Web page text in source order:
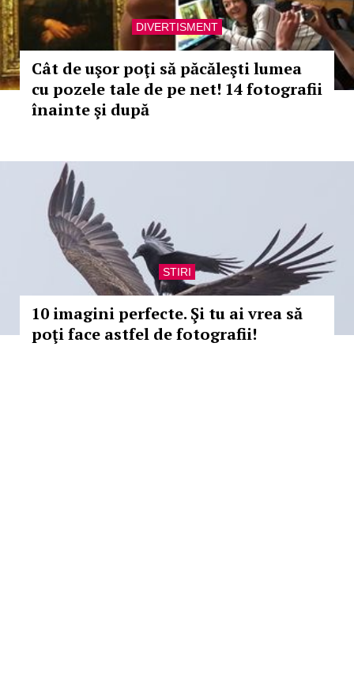
DIVERTISMENT
Cât de uşor poţi să păcăleşti lumea
cu pozele tale de pe net! 14 fotografii
înainte şi după
STIRI
10 imagini perfecte. Şi tu ai vrea să
poţi face astfel de fotografii!